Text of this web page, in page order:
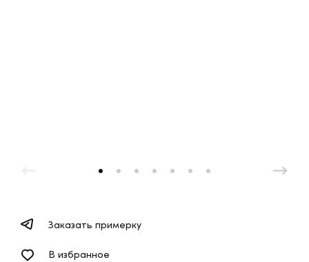
Заказать примерку
В избранное